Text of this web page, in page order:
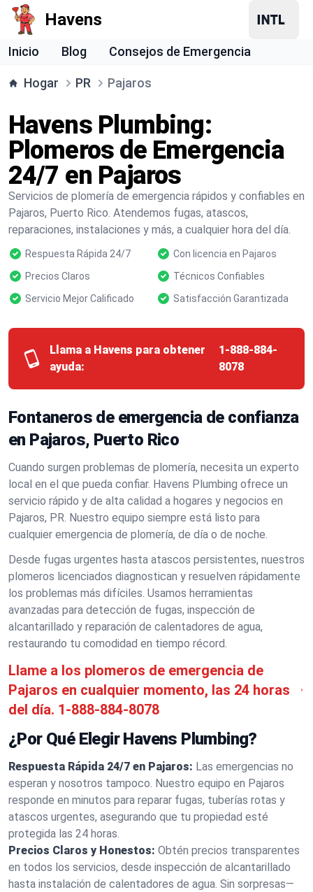
Havens
Inicio Blog Consejos de Emergencia
Hogar PR Pajaros
Havens Plumbing:
Plomeros de Emergencia
24/7 en Pajaros
Servicios de plomería de emergencia rápidos y confiables en
Pajaros, Puerto Rico. Atendemos fugas, atascos,
reparaciones, instalaciones y más, a cualquier hora del día.
Respuesta Rápida 24/7
Con licencia en Pajaros
Precios Claros
Técnicos Confiables
Servicio Mejor Calificado
Satisfacción Garantizada
Llama a Havens para obtener
ayuda:
1-888-884-
8078
Fontaneros de emergencia de confianza
en Pajaros, Puerto Rico
Cuando surgen problemas de plomería, necesita un experto
local en el que pueda confiar. Havens Plumbing ofrece un
servicio rápido y de alta calidad a hogares y negocios en
Pajaros, PR. Nuestro equipo siempre está listo para
cualquier emergencia de plomería, de día o de noche.
Desde fugas urgentes hasta atascos persistentes, nuestros
plomeros licenciados diagnostican y resuelven rápidamente
los problemas más difíciles. Usamos herramientas
avanzadas para detección de fugas, inspección de
alcantarillado y reparación de calentadores de agua,
restaurando tu comodidad en tiempo récord.
Llame a los plomeros de emergencia de
Pajaros en cualquier momento, las 24 horas
del día. 1-888-884-8078
¿Por Qué Elegir Havens Plumbing?
Respuesta Rápida 24/7 en Pajaros: Las emergencias no
esperan y nosotros tampoco. Nuestro equipo en Pajaros
responde en minutos para reparar fugas, tuberías rotas y
atascos urgentes, asegurando que tu propiedad esté
protegida las 24 horas.
Precios Claros y Honestos: Obtén precios transparentes
en todos los servicios, desde inspección de alcantarillado
hasta instalación de calentadores de agua. Sin sorpresas—